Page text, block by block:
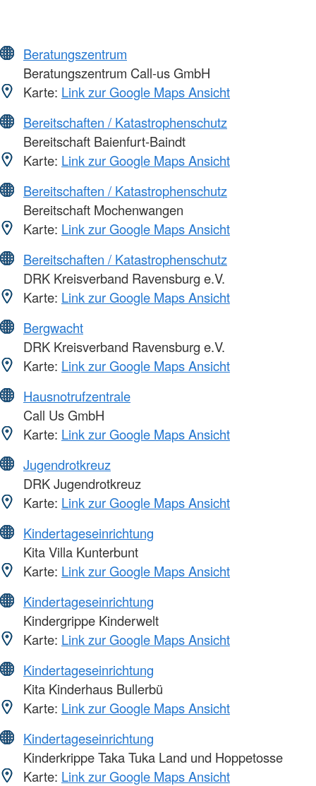
Beratungszentrum
Beratungszentrum Call-us GmbH
Karte: Link zur Google Maps Ansicht
Bereitschaften / Katastrophenschutz
Bereitschaft Baienfurt-Baindt
Karte: Link zur Google Maps Ansicht
Bereitschaften / Katastrophenschutz
Bereitschaft Mochenwangen
Karte: Link zur Google Maps Ansicht
Bereitschaften / Katastrophenschutz
DRK Kreisverband Ravensburg e.V.
Karte: Link zur Google Maps Ansicht
Bergwacht
DRK Kreisverband Ravensburg e.V.
Karte: Link zur Google Maps Ansicht
Hausnotrufzentrale
Call Us GmbH
Karte: Link zur Google Maps Ansicht
Jugendrotkreuz
DRK Jugendrotkreuz
Karte: Link zur Google Maps Ansicht
Kindertageseinrichtung
Kita Villa Kunterbunt
Karte: Link zur Google Maps Ansicht
Kindertageseinrichtung
Kindergrippe Kinderwelt
Karte: Link zur Google Maps Ansicht
Kindertageseinrichtung
Kita Kinderhaus Bullerbü
Karte: Link zur Google Maps Ansicht
Kindertageseinrichtung
Kinderkrippe Taka Tuka Land und Hoppetosse
Karte: Link zur Google Maps Ansicht